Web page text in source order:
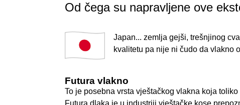
Od čega su napravljene ove
Japan... zemlja gejši, trešnjinog
kvalitetu pa nije ni čudo da vlakno
Futura vlakno
To je posebna vrsta vještačkog vlakna koja